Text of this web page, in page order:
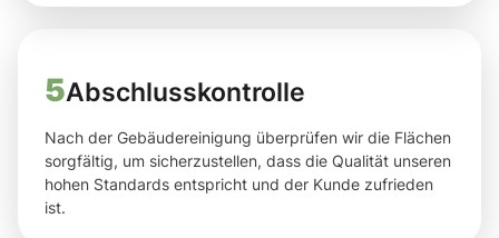
5Abschlusskontrolle
Nach der Gebäudereinigung überprüfen wir die Flächen
sorgfältig, um sicherzustellen, dass die Qualität unseren
hohen Standards entspricht und der Kunde zufrieden
ist.